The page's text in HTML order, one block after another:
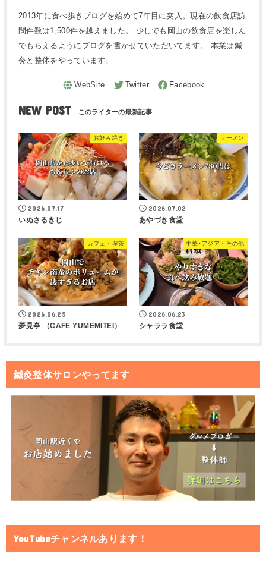
2013年に食べ歩きブログを始めて7年目に突入。現在の飲食店訪
問件数は1,500件を越えました。 少しでも岡山の飲食店を楽しん
でもらえるようにブログを書かせていただいてます。 本業は鍼
灸と整体をやっています。
NEW POST
お好み焼き
2026.07.17
いぬさるきじ
ラーメン
2026.07.02
あやづき食堂
カフェ・喫茶
2026.06.25
夢見亭 （CAFE YUMEMITEI）
中華･アジア・その他
2026.06.23
シャララ食堂
鍼灸整体サロンやってます
YouTubeチャンネルあります！